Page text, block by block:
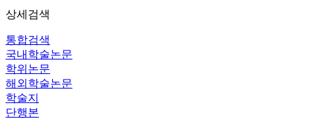
상세검색
통합검색
국내학술논문
학위논문
해외학술논문
학술지
단행본